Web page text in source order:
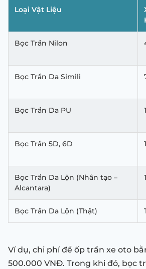
Loại Vật Liệu
Bọc Trần Nilon
Bọc Trần Da Simili
Bọc Trần Da PU
Bọc Trần 5D, 6D
Bọc Trần Da Lộn (Nhân tạo –
Alcantara)
Bọc Trần Da Lộn (Thật)
Ví dụ, chi phí để ốp trần xe oto
500.000 VNĐ. Trong khi đó, bọc